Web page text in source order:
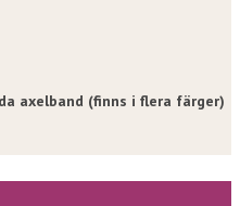
axelband (finns i flera färger)